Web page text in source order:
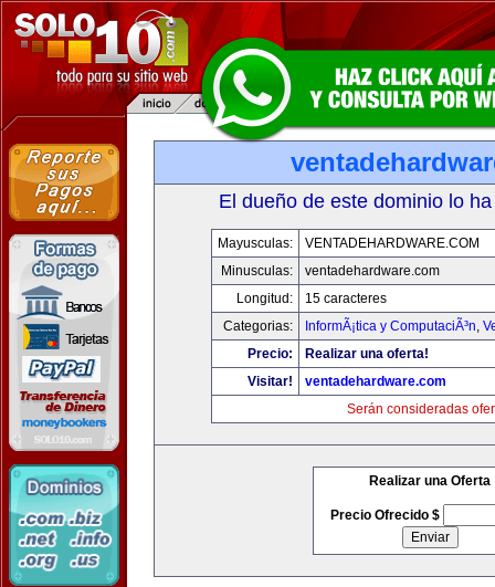
El dueño de este dominio lo
Mayusculas:
VENTADEHARDWARE.COM
Minusculas:
ventadehardware.com
Longitud:
15 caracteres
Categorias:
InformÃ¡tica y ComputaciÃ³n,
Precio:
Realizar una oferta!
Visitar!
ventadehardware.com
Serán consideradas
Realizar una Oferta
Precio Ofrecido $